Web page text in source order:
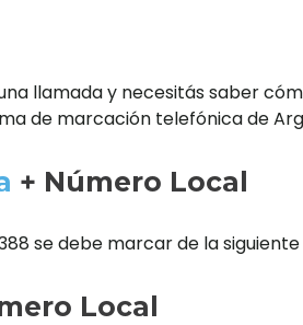
llamada y necesitás saber
de marcación telefónica de
+ Número Local
se debe marcar de la
Local